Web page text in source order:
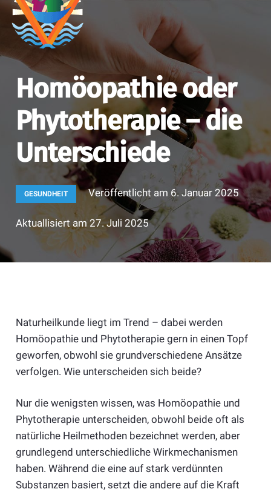
Homöopathie oder
Phytotherapie – die
Unterschiede
GESUNDHEIT Veröffentlicht am 6. Januar 2025
Aktuallisiert am 27. Juli 2025
Naturheilkunde liegt im Trend – dabei werden
Homöopathie und Phytotherapie gern in einen Topf
geworfen, obwohl sie grundverschiedene Ansätze
verfolgen. Wie unterscheiden sich beide?
Nur die wenigsten wissen, was Homöopathie und
Phytotherapie unterscheiden, obwohl beide oft als
natürliche Heilmethoden bezeichnet werden, aber
grundlegend unterschiedliche Wirkmechanismen
haben. Während die eine auf stark verdünnten
Substanzen basiert, setzt die andere auf die Kraft